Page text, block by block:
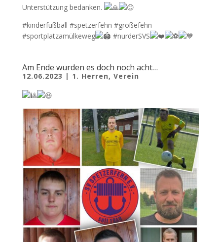
Unterstützung bedanken.
#kinderfußball #spetzerfehn #großefehn
#sportplatzamülkeweg
#nurderSVS
Am Ende wurden es doch noch acht…
12.06.2023 | 1. Herren, Verein